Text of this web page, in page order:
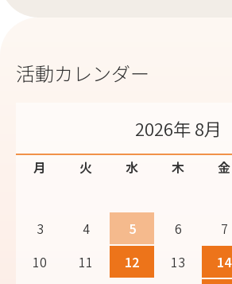
活動カレンダー
2026年 8月
月 火 水 木 金
3
4 5 6 7
10
11 12 13 14